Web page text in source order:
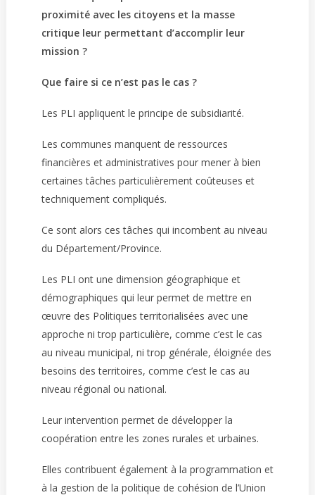
proximité avec les citoyens et la masse
critique leur permettant d’accomplir leur
mission ?
Que faire si ce n’est pas le cas ?
Les PLI appliquent le principe de subsidiarité.
Les communes manquent de ressources
financières et administratives pour mener à bien
certaines tâches particulièrement coûteuses et
techniquement compliqués.
Ce sont alors ces tâches qui incombent au niveau
du Département/Province.
Les PLI ont une dimension géographique et
démographiques qui leur permet de mettre en
œuvre des Politiques territorialisées avec une
approche ni trop particulière, comme c’est le cas
au niveau municipal, ni trop générale, éloignée des
besoins des territoires, comme c’est le cas au
niveau régional ou national.
Leur intervention permet de développer la
coopération entre les zones rurales et urbaines.
Elles contribuent également à la programmation et
à la gestion de la politique de cohésion de l’Union